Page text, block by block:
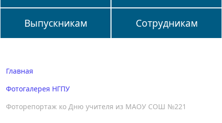
Выпускникам Сотрудникам
Главная
Фотогалерея НГПУ
Фоторепортаж ко Дню учителя из МАОУ СОШ №221